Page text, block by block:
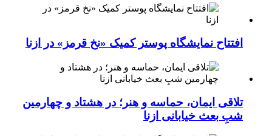
افتتاح نمایشگاه پوستر کمیک «نخ قرمز» در ازنا
تلاقی ایمان، حماسه و هنر؛ در هشتاد و چهارمین
شبِ بعث خیابانی ازنا